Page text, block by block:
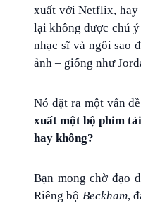
xuất với Netflix, hay
lại không được chú
nhạc sĩ và ngôi sao
ảnh – giống như
Nó đặt ra một vấn
xuất một bộ phim
hay không?
Bạn mong chờ đạo
Riêng bộ Beckham,